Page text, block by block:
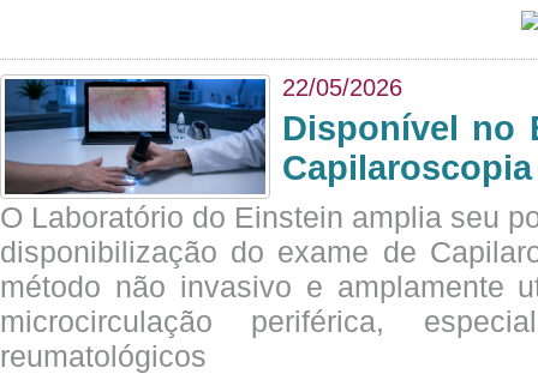
22/05/2026
Disponível no
O Laboratório do Einstein amplia seu
disponibilização do exame de
método não invasivo e amplamente
microcirculação periférica,
reumatológicos